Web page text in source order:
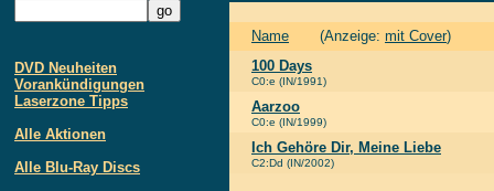
DVD Neuheiten
Vorankündigungen
Laserzone Tipps
Alle Aktionen
Alle Blu-Ray Discs
Name (Anzeige: mit Cover)
100 Days
C0:e (IN/1991)
Aarzoo
C0:e (IN/1999)
Ich Gehöre Dir, Meine Liebe
C2:Dd (IN/2002)